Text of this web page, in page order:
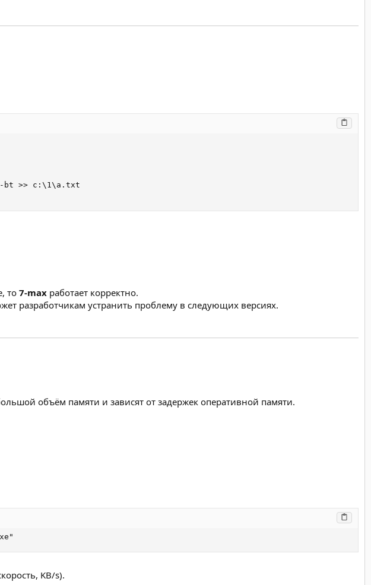
-bt >> c:\1\a.txt
то 7-max работает корректно.
разработчикам устранить проблему в следующих версиях.
объём памяти и зависят от задержек оперативной памяти.
KB/s).